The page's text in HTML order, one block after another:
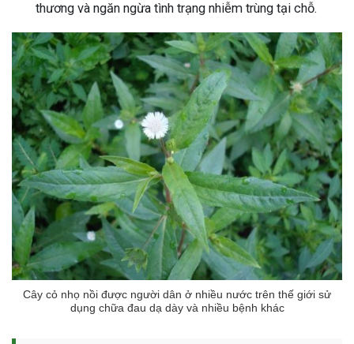
Sau Sinh Có Tự Khỏi
Thông Tin Cần Biết
sau sinh là tình trạng viêm da
phổ biến, khiến đôi bàn tay,
thương và ngăn ngừa tình trạng nhiễm trùng tại chỗ.
Cây cỏ nhọ nồi được người dân ở nhiều nước trên thế giới sử
dụng chữa đau dạ dày và nhiều bệnh khác